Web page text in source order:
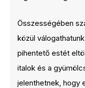
Összességében
közül
pihentető estét
italok és a
jelenthetnek, hogy